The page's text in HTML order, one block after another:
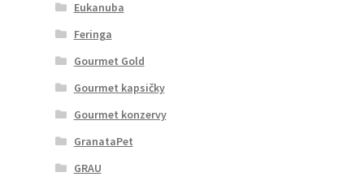
Eukanuba
Feringa
Gourmet Gold
Gourmet kapsičky
Gourmet konzervy
GranataPet
GRAU